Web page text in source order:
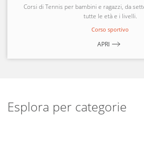
Corsi di Tennis per bambini e ragazzi, da
tutte le età e i livelli.
Corso sportivo
APRI
Esplora per categorie